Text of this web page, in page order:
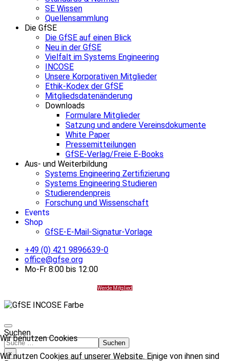
SE Wissen
Quellensammlung
Die GfSE
Die GfSE auf einen Blick
Neu in der GfSE
Vielfalt im Systems Engineering
INCOSE
Unsere Korporativen Mitglieder
Ethik-Kodex der GfSE
Mitgliedsdatenänderung
Downloads
Formulare Mitglieder
Satzung und andere Vereinsdokumente
White Paper
Pressemitteilungen
GfSE-Verlag/Freie E-Books
Aus- und Weiterbildung
Systems Engineering Zertifizierung
Systems Engineering Studieren
Studierendenpreis
Forschung und Wissenschaft
Events
Shop
GfSE-E-Mail-Signatur-Vorlage
+49 (0) 421 9896639-0
office@gfse.org
Mo-Fr 8:00 bis 12:00
Werde Mitglied
Wir benutzen Cookies
Wir nutzen Cookies auf unserer Website. Einige von ihnen sind
Suchen
Suchen
×